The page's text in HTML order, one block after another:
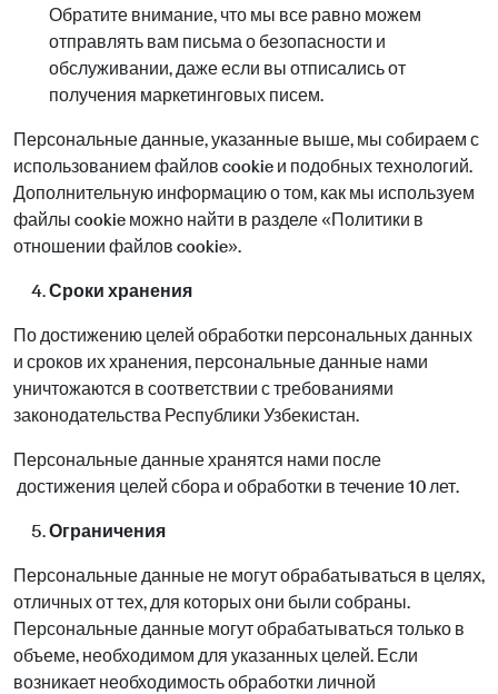
Обратите внимание, что мы все равно можем
отправлять вам письма о безопасности и
обслуживании, даже если вы отписались от
получения маркетинговых писем.
Персональные данные, указанные выше, мы собираем с
использованием файлов cookie и подобных технологий.
Дополнительную информацию о том, как мы используем
файлы cookie можно найти в разделе «Политики в
отношении файлов cookie».
Сроки хранения
По достижению целей обработки персональных данных
и сроков их хранения, персональные данные нами
уничтожаются в соответствии с требованиями
законодательства Республики Узбекистан.
Персональные данные хранятся нами после
достижения целей сбора и обработки в течение 10 лет.
Ограничения
Персональные данные не могут обрабатываться в целях,
отличных от тех, для которых они были собраны.
Персональные данные могут обрабатываться только в
объеме, необходимом для указанных целей. Если
возникает необходимость обработки личной